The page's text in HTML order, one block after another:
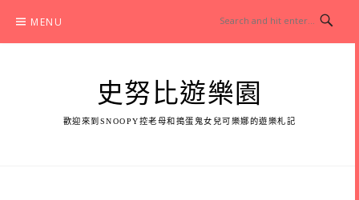
content
MENU
史努比遊樂園
歡迎來到SNOOPY控老母和搗蛋鬼女兒可樂娜的遊樂札記